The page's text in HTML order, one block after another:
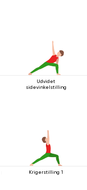
Udvidet
sidevinkelstilling
Krigerstilling 1